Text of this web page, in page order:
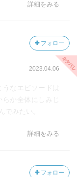
詳細をみる
フォロー
2023.04.06
なエピソードは
か全体にしみじ
でみたい。
詳細をみる
フォロー